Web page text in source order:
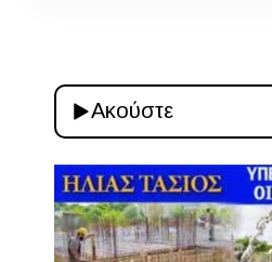
Ακούστε